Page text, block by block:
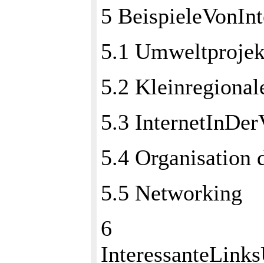
5
5.1
5.2
5.3
5.4 Organisation
5.5 Networking
6